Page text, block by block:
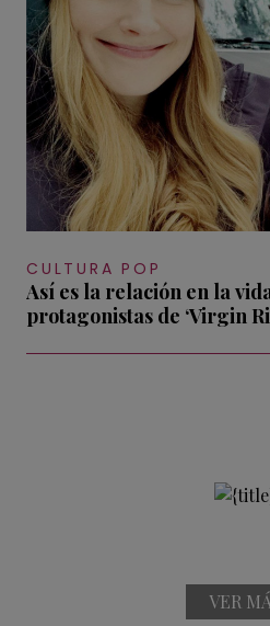
CULTURA POP
Así es la relación en la
protagonistas de ‘Virgin
VER